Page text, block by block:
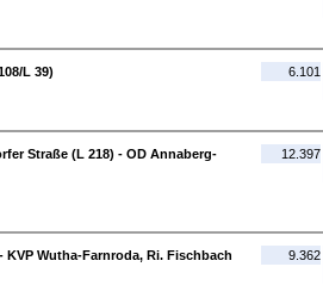
L 39)
6.101
Straße (L 218) - OD Annaberg-
12.397
Wutha-Farnroda, Ri. Fischbach
9.362